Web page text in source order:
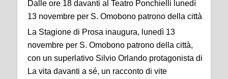
Dalle ore 18 davanti al Teatro Ponchielli lunedì
13 novembre per S. Omobono patrono della città
La Stagione di Prosa inaugura, lunedì 13
novembre per S. Omobono patrono della città,
con un superlativo Silvio Orlando protagonista di
La vita davanti a sé, un racconto di vite